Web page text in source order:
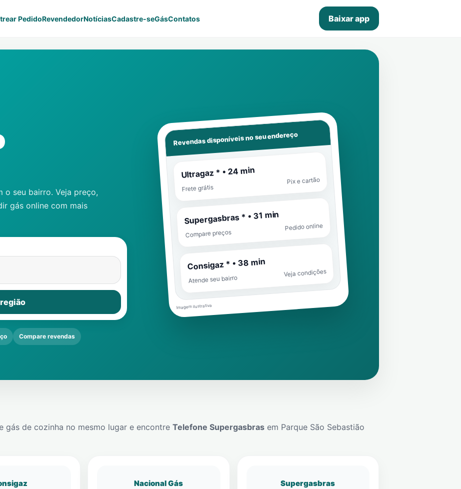
PedidoRevendedorNotíciasCadastre-seGásContatos Baixar app
o seu bairro. Veja preço,
gás online com mais
Compare revendas
Revendas disponíveis no seu endereço
Ultragaz * • 24 min
Frete grátis
Pix e cartão
Supergasbras * • 31 min
Compare preços
Pedido online
Consigaz * • 38 min
Atende seu bairro
Veja condições
Imagem ilustrativa
de cozinha no mesmo lugar e encontre Telefone Supergasbras em Parque São Sebastião
Nacional Gás Supergasbras